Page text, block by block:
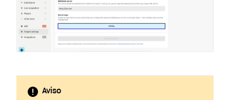
Aviso